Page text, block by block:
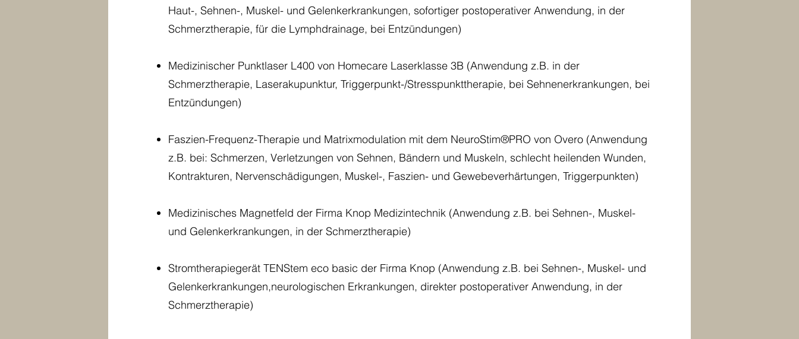
Haut-, Sehnen-, Muskel- und Gelenkerkrankungen, sofortiger postoperativer Anwendung, in der
Schmerztherapie, für die Lymphdrainage, bei Entzündungen)
Medizinischer Punktlaser L400 von Homecare Laserklasse 3B (Anwendung z.B. in der
Schmerztherapie, Laserakupunktur, Triggerpunkt-/Stresspunkttherapie, bei Sehnenerkrankungen, bei
Entzündungen)
Faszien-Frequenz-Therapie und Matrixmodulation mit dem NeuroStim®PRO von Overo (Anwendung
z.B. bei: Schmerzen, Verletzungen von Sehnen, Bändern und Muskeln, schlecht heilenden Wunden,
Kontrakturen, Nervenschädigungen, Muskel-, Faszien- und Gewebeverhärtungen, Triggerpunkten)
Medizinisches Magnetfeld der Firma Knop Medizintechnik (Anwendung z.B. bei Sehnen-, Muskel-
und Gelenkerkrankungen, in der Schmerztherapie)
Stromtherapiegerät TENStem eco basic der Firma Knop (Anwendung z.B. bei Sehnen-, Muskel- und
Gelenkerkrankungen,neurologischen Erkrankungen, direkter postoperativer Anwendung, in der
Schmerztherapie)